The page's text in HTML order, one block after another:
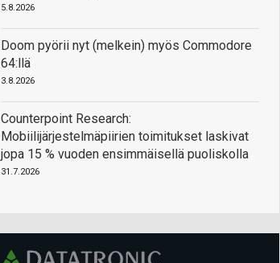
5.8.2026
Doom pyörii nyt (melkein) myös Commodore
64:llä
3.8.2026
Counterpoint Research:
Mobiilijärjestelmäpiirien toimitukset laskivat
jopa 15 % vuoden ensimmäisellä puoliskolla
31.7.2026